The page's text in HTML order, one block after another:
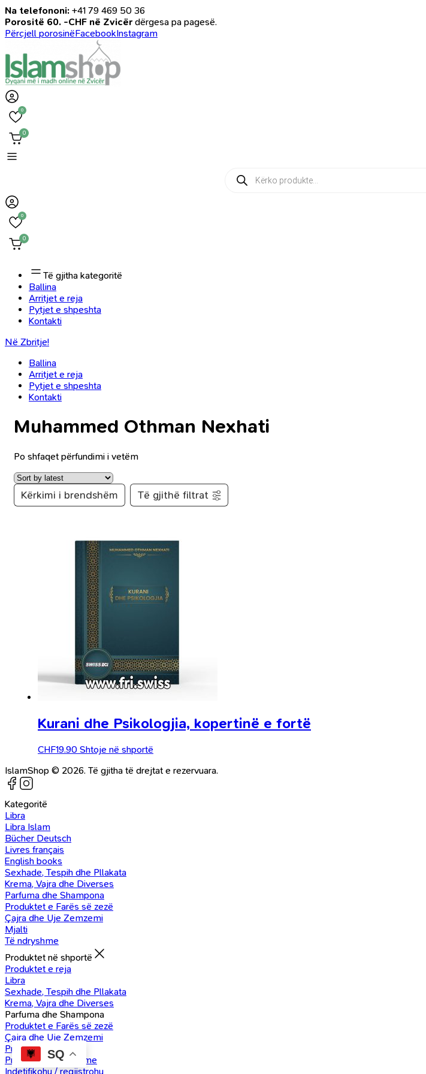
Na telefononi: +41 79 469 50 36
Porositë 60. -CHF në Zvicër dërgesa pa pagesë.
Përcjell porosinëFacebookInstagram
0
0
Products
search
0
0
Të gjitha kategoritë
Ballina
Arritjet e reja
Pytjet e shpeshta
Kontakti
Në Zbritje!
Ballina
Arritjet e reja
Pytjet e shpeshta
Kontakti
Muhammed Othman Nexhati
Po shfaqet përfundimi i vetëm
Kërkimi i brendshëm Të gjithë filtrat
Kurani dhe Psikologjia, kopertinë e fortë
CHF19.90 Shtoje në shportë
IslamShop © 2026. Të gjitha të drejtat e rezervuara.
SQ
Kategoritë
Libra
Libra Islam
Bücher Deutsch
Livres français
English books
Sexhade, Tespih dhe Pllakata
Krema, Vajra dhe Diverses
Parfuma dhe Shampona
Produktet e Farës së zezë
Çajra dhe Uje Zemzemi
Mjalti
Të ndryshme
Produktet në shportë
Produktet e reja
Libra
Sexhade, Tespih dhe Pllakata
Krema, Vajra dhe Diverses
Parfuma dhe Shampona
Produktet e Farës së zezë
Çajra dhe Uje Zemzemi
Produkte Mjalti
Produkte të ndryshme
Indetifikohu / regjistrohu